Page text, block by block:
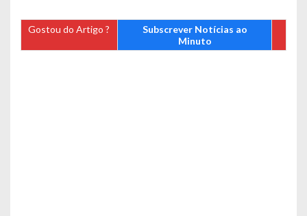
Gostou do Artigo ?
Subscrever Notícias ao
Minuto